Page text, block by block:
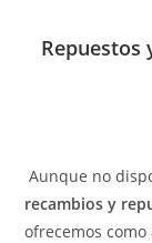
Repuestos
Aunque no
recambios y
ofrecemos